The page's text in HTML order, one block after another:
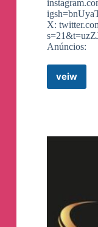
X:
Anúncios:
veiw
Canal